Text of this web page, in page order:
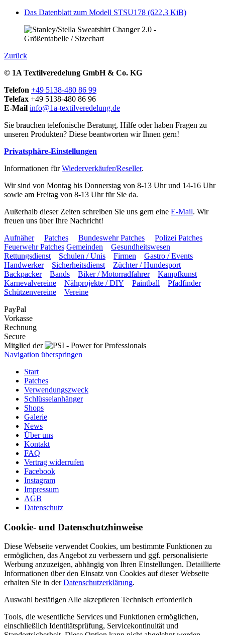
Das Datenblatt zum Modell STSU178 (622,3 KiB)
Zurück
© 1A Textilveredelung GmbH & Co. KG
Telefon +49 5138-480 86 99
Telefax +49 5138-480 86 96
E-Mail info@1a-textilveredelung.de
Sie brauchen telefonische Beratung, Hilfe oder haben Fragen zu
unseren Produkten? Diese beantworten wir Ihnen gern!
Privatsphäre-Einstellungen
Informationen fürWiederverkäufer/Reseller.
Wir sind von Montag bis Donnerstag von 8-13 Uhr und 14-16 Uhr
sowie am Freitag von 8-13 Uhr für Sie da.
Außerhalb dieser Zeiten schreiben Sie uns gern eine E-Mail. Wir
freuen uns über Ihre Nachricht!
Aufnäher
Patches Bundeswehr Patches
Polizei Patches
Feuerwehr Patches Gemeinden
Gesundheitswesen
Rettungsdienst
Schulen / Unis Firmen
Gastro / Events
Handwerker
Sicherheitsdienst
Züchter / Hundesport
Backpacker
Bands Biker / Motorradfahrer
Kampfkunst
Karnevalvereine
Nähprojekte / DIY Paintball
Pfadfinder
Schützenvereine
Vereine
PayPal
Vorkasse
Rechnung
Secure
Mitglied der
Navigation überspringen
Start
Patches
Verwendungszweck
Schlüsselanhänger
Shops
Galerie
News
Über uns
Kontakt
FAQ
Vertrag widerrufen
Facebook
Instagram
Impressum
AGB
Datenschutz
Cookie- und Datenschutzhinweise
Diese Webseite verwendet Cookies, um bestimmte Funktionen zu
ermöglichen, das Angebot zu verbessern und ggf. personalisierte
Werbung anzuzeigen, abhängig von Ihren Einstellungen. Detaillierte
Informationen über den Einsatz von Cookies auf dieser Webseite
erhalten Sie in derDatenschutzerklärung.
Auswahl bestätigen Alle akzeptieren Technisch erforderlich
Tools, die wesentliche Services und Funktionen ermöglichen,
einschließlich Identitätsprüfung, Servicekontinuität und